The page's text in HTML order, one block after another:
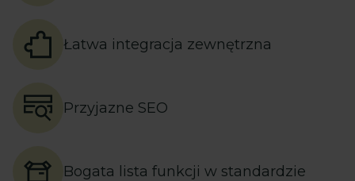
Łatwa integracja zewnętrzna
Przyjazne SEO
Bogata lista funkcji w standardzie